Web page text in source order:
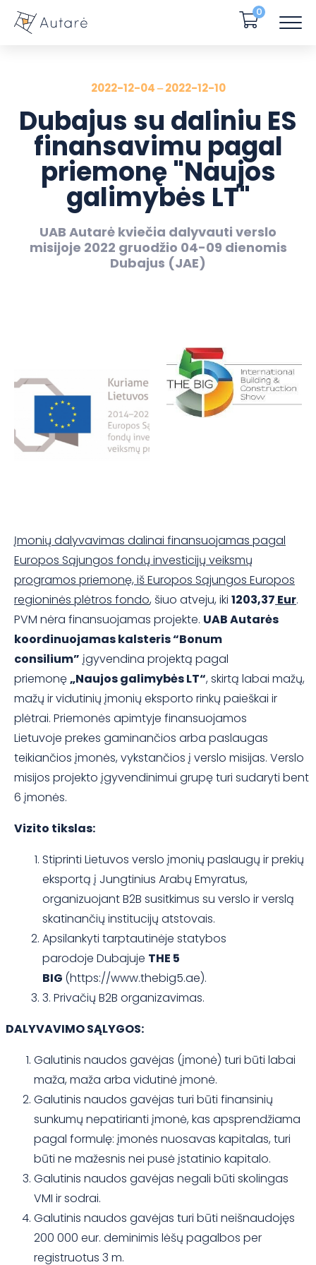
0
2022-12-04 ‒ 2022-12-10
Dubajus su daliniu ES
finansavimu pagal
priemonę "Naujos
galimybės LT"
UAB Autarė kviečia dalyvauti verslo
misijoje 2022 gruodžio 04-09 dienomis
Dubajus (JAE)
Įmonių dalyvavimas dalinai finansuojamas pagal
Europos Sąjungos fondų investicijų veiksmų
programos priemonę, iš Europos Sąjungos Europos
regioninės plėtros fondo, šiuo atveju, iki 1203,37 Eur.
PVM nėra finansuojamas projekte. UAB Autarės
koordinuojamas kalsteris “Bonum
consilium” įgyvendina projektą pagal
priemonę„Naujos galimybės LT“, skirtą labai mažų,
mažų ir vidutinių įmonių eksporto rinkų paieškai ir
plėtrai. Priemonės apimtyje finansuojamos
Lietuvoje prekes gaminančios arba paslaugas
teikiančios įmonės, vykstančios į verslo misijas. Verslo
misijos projekto įgyvendinimui grupę turi sudaryti bent
6 įmonės.
Vizito tikslas:
Stiprinti Lietuvos verslo įmonių paslaugų ir prekių
eksportą į Jungtinius Arabų Emyratus,
organizuojant B2B susitkimus su verslo ir verslą
skatinančių institucijų atstovais.
Apsilankyti tarptautinėje statybos
parodoje Dubajuje THE 5
BIG (https://www.thebig5.ae).
3. Privačių B2B organizavimas.
DALYVAVIMO SĄLYGOS:
Galutinis naudos gavėjas (įmonė) turi būti labai
maža, maža arba vidutinė įmonė.
Galutinis naudos gavėjas turi būti finansinių
sunkumų nepatirianti įmonė, kas apsprendžiama
pagal formulę: įmonės nuosavas kapitalas, turi
būti ne mažesnis nei pusė įstatinio kapitalo.
Galutinis naudos gavėjas negali būti skolingas
VMI ir sodrai.
Galutinis naudos gavėjas turi būti neišnaudojęs
200 000 eur. deminimis lėšų pagalbos per
registruotus 3 m.